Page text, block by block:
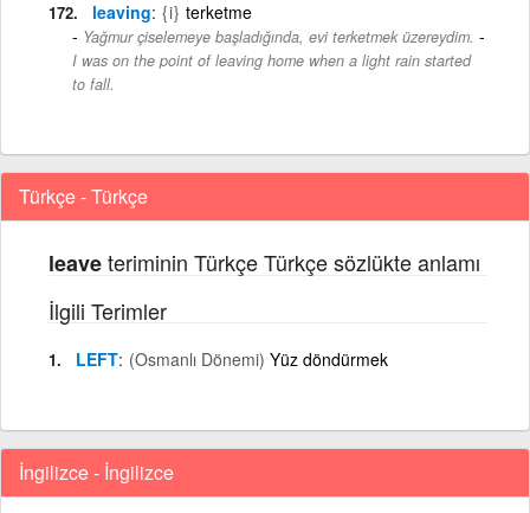
leaving {i} terketme
Yağmur çiselemeye başladığında, evi terketmek üzereydim. -
I was on the point of leaving home when a light rain started
to fall.
Türkçe - Türkçe
leaveteriminin Türkçe Türkçe sözlükte anlamı
İlgili Terimler
LEFT (Osmanlı Dönemi) Yüz döndürmek
İngilizce - İngilizce